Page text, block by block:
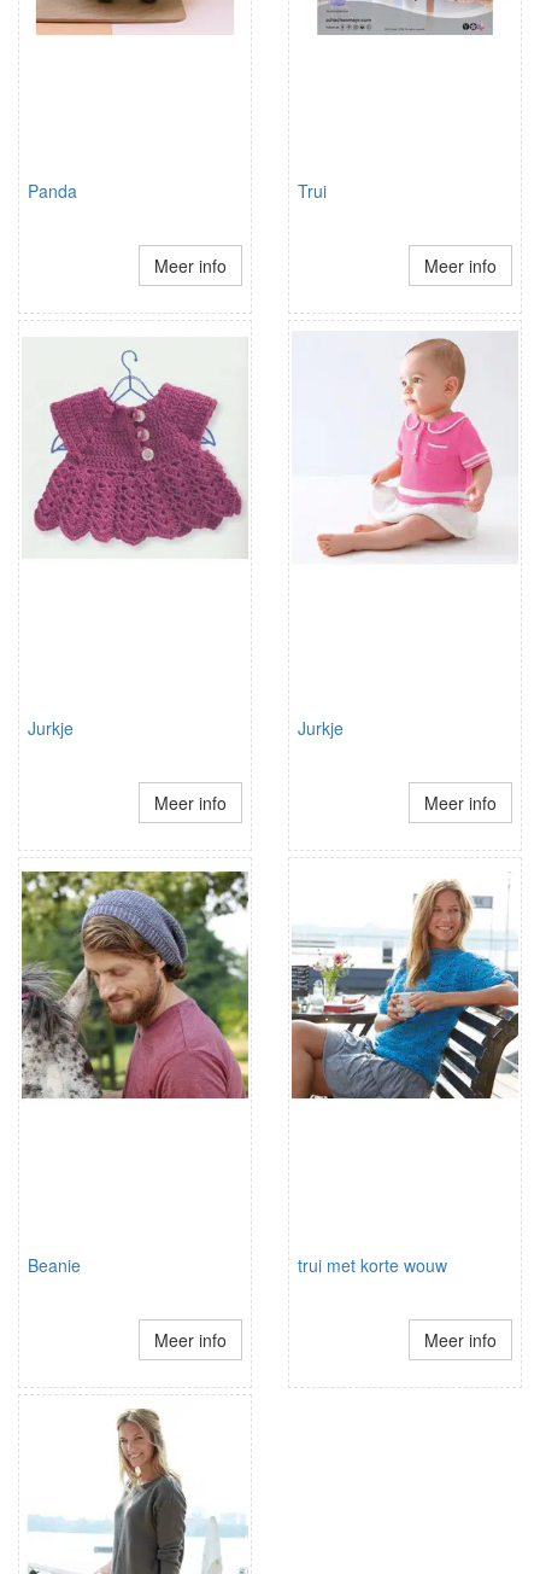
Panda
Meer info
Trui
Meer info
Jurkje
Meer info
Jurkje
Meer info
Beanie
Meer info
trui met korte wouw
Meer info